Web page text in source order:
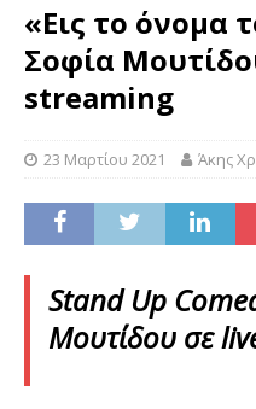
«Εις το όνομα
Σοφία
streaming
23 Μαρτίου 2021 Άκης
Stand Up
Μουτίδου σε